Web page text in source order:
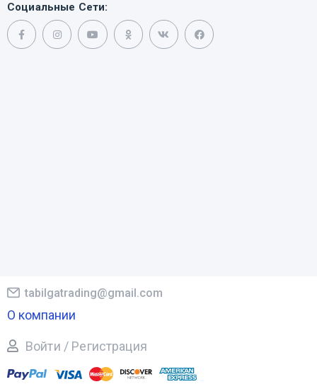
Социальные Сети:
tabilgatrading@gmail.com
О компании
Войти / Регистрация